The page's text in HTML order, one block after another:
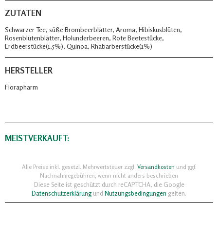
ZUTATEN
Schwarzer Tee, süße Brombeerblätter, Aroma, Hibiskusblüten,
Rosenblütenblätter, Holunderbeeren, Rote Beetestücke,
Erdbeerstücke(1,5%), Quinoa, Rhabarberstücke(1%)
HERSTELLER
Florapharm
MEISTVERKAUFT:
Alle Preise inkl. gesetzl. Mehrwertsteuer zzgl. Versandkosten und ggf.
Nachnahmegebühren, wenn nicht anders beschrieben
Diese Seite ist geschützt durch reCAPTCHA, die Google
Datenschutzerklärungund Nutzungsbedingungen gelten.